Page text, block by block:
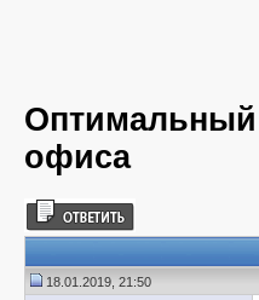
офиса
18.01.2019, 21:50